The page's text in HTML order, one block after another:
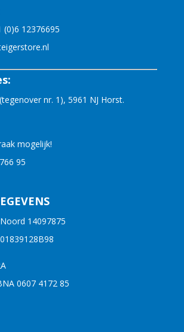
(0)6 12376695
nr. 1), 5961 NJ Horst.
mogelijk!
95
14097875
0607 4172 85